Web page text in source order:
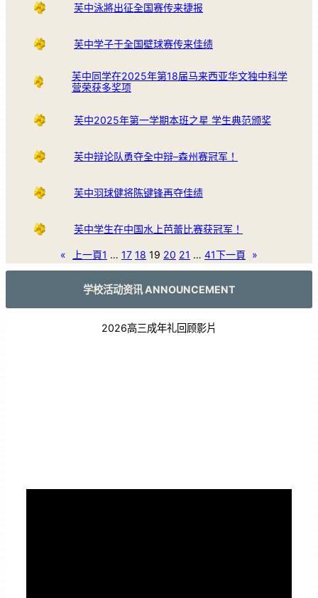
芙中泳將出征全国赛传来捷报
芙中学子于全国壁球赛传来佳绩
芙中同学在2025年第18届马来西亚华文独中科学
营荣获多奖项
芙中2025年第一学期本班之星 学生典范颁奖
芙中辩论队勇夺全中辩–森州赛冠军！
芙中羽球健将陈键锋再夺佳绩
芙中学生在中国水上芭蕾比赛获冠军！
« 上一頁1 … 17 18 19 20 21 … 41下一頁 »
学校活动资讯 ANNOUNCEMENT
2026高三成年礼回顾影片